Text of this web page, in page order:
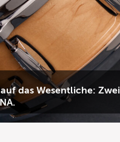
das Wesentliche: